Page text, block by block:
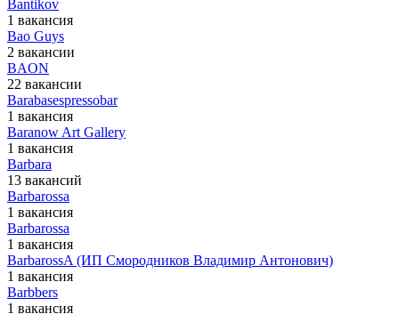
Bantikov
1 вакансия
Bao Guys
2 вакансии
BAON
22 вакансии
Barabasespressobar
1 вакансия
Baranow Art Gallery
1 вакансия
Barbara
13 вакансий
Barbarossa
1 вакансия
Barbarossa
1 вакансия
BarbarossA (ИП Смородников Владимир Антонович)
1 вакансия
Barbbers
1 вакансия